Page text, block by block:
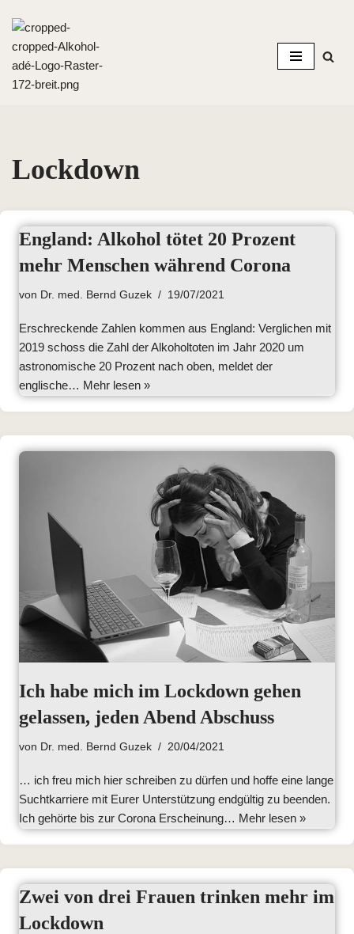
Zum
Inhalt
springen
Lockdown
England: Alkohol tötet 20 Prozent
mehr Menschen während Corona
von Dr. med. Bernd Guzek 19/07/2021
Erschreckende Zahlen kommen aus England: Verglichen mit
2019 schoss die Zahl der Alkoholtoten im Jahr 2020 um
astronomische 20 Prozent nach oben, meldet der
englische… Mehr lesen »
Ich habe mich im Lockdown gehen
gelassen, jeden Abend Abschuss
von Dr. med. Bernd Guzek 20/04/2021
… ich freu mich hier schreiben zu dürfen und hoffe eine lange
Suchtkarriere mit Eurer Unterstützung endgültig zu beenden.
Ich gehörte bis zur Corona Erscheinung… Mehr lesen »
Zwei von drei Frauen trinken mehr im
Lockdown